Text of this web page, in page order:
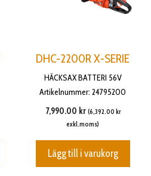
DHC-2200R X-SERIE
HÄCKSAX BATTERI 56V
Artikelnummer: 24795200
7,990.00 kr (6,392.00 kr
exkl.moms)
Lägg till i varukorg